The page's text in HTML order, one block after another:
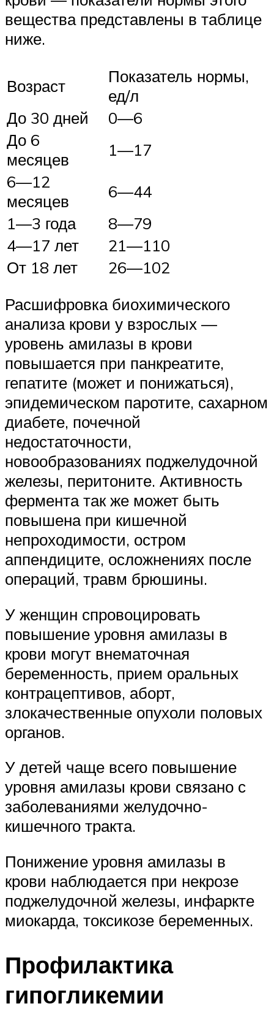
вещества представлены в таблице
ниже.
Возраст
Показатель нормы,
ед/л
До 30 дней
0—6
До 6
месяцев
1—17
6—12
месяцев
6—44
1—3 года
8—79
4—17 лет
21—110
От 18 лет
26—102
Расшифровка биохимического
анализа крови у взрослых —
уровень амилазы в крови
повышается при панкреатите,
гепатите (может и понижаться),
эпидемическом паротите, сахарном
диабете, почечной
недостаточности,
новообразованиях поджелудочной
железы, перитоните. Активность
фермента так же может быть
повышена при кишечной
непроходимости, остром
аппендиците, осложнениях после
операций, травм брюшины.
У женщин спровоцировать
повышение уровня амилазы в
крови могут внематочная
беременность, прием оральных
контрацептивов, аборт,
злокачественные опухоли половых
органов.
У детей чаще всего повышение
уровня амилазы крови связано с
заболеваниями желудочно-
кишечного тракта.
Понижение уровня амилазы в
крови наблюдается при некрозе
поджелудочной железы, инфаркте
миокарда, токсикозе беременных.
Профилактика
гипогликемии